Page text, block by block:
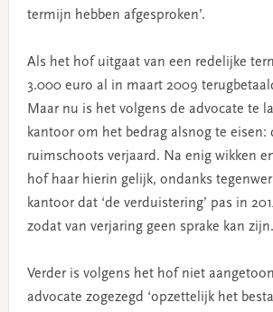
termijn hebben afgesproken’.
Als het hof uitgaat van een redelijke
3.000 euro al in maart 2009
Maar nu is het volgens de advocate te
kantoor om het bedrag alsnog te eisen:
ruimschoots verjaard. Na enig wikken
hof haar hierin gelijk, ondanks
kantoor dat ‘de verduistering’ pas in
zodat van verjaring geen sprake kan zijn.
Verder is volgens het hof niet
advocate zogezegd ‘opzettelijk het